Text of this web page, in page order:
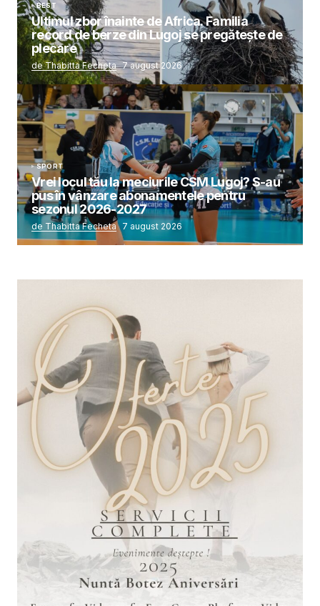
BEST
Ultimul zbor înainte de Africa. Familia
record de berze din Lugoj se pregătește de
plecare
de Thabitta Fecheta 7 august 2026
SPORT
Vrei locul tău la meciurile CSM Lugoj? S-au
pus în vânzare abonamentele pentru
sezonul 2026-2027
de Thabitta Fecheta 7 august 2026